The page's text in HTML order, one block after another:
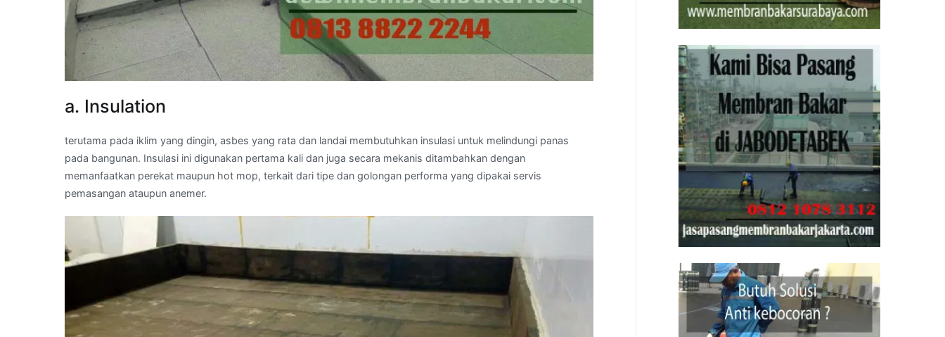
a. Insulation
terutama pada iklim yang dingin, asbes yang rata dan landai membutuhkan insulasi untuk melindungi panas
pada bangunan. Insulasi ini digunakan pertama kali dan juga secara mekanis ditambahkan dengan
memanfaatkan perekat maupun hot mop, terkait dari tipe dan golongan performa yang dipakai servis
pemasangan ataupun anemer.